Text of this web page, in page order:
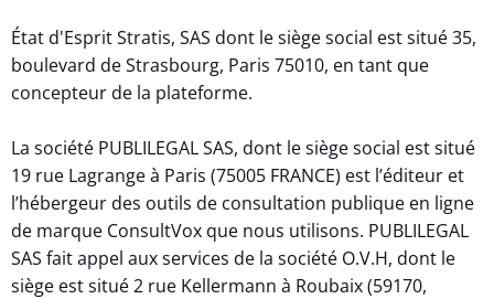
État d'Esprit Stratis, SAS dont le siège social est situé 35,
boulevard de Strasbourg, Paris 75010, en tant que
concepteur de la plateforme.
La société PUBLILEGAL SAS, dont le siège social est situé
19 rue Lagrange à Paris (75005 FRANCE) est l’éditeur et
l’hébergeur des outils de consultation publique en ligne
de marque ConsultVox que nous utilisons. PUBLILEGAL
SAS fait appel aux services de la société O.V.H, dont le
siège est situé 2 rue Kellermann à Roubaix (59170,